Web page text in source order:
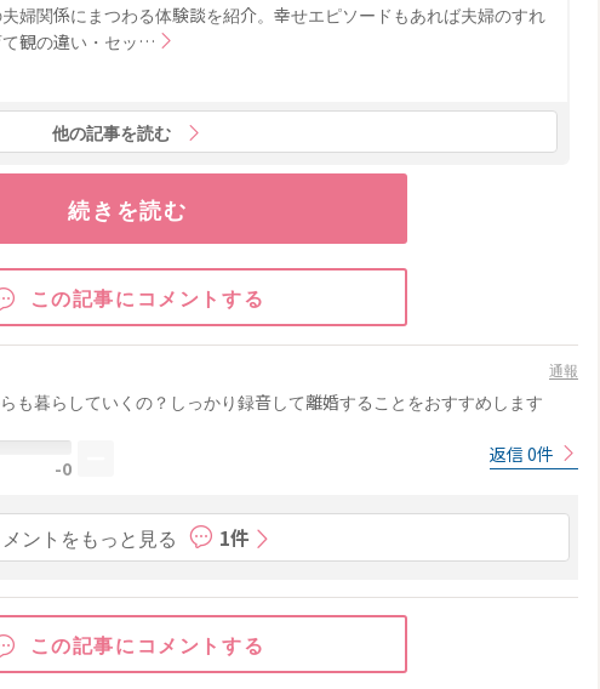
婦関係にまつわる体験談を紹介。幸せエピソードもあれば夫婦のすれ
観の違い・セッ…
他の記事を読む
続きを読む
この記事にコメントする
通報
も暮らしていくの？しっかり録音して離婚することをおすすめします
-0
返信 0件
ントをもっと見る 1件
この記事にコメントする